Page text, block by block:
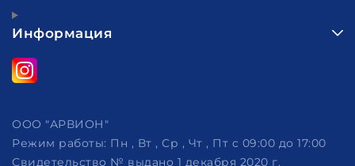
Информация
ООО "АРВИОН"
Режим работы: Пн , Вт , Ср , Чт , Пт c 09:00 до 17:00
Свидетельство № выдано 1 декабря 2020 г.